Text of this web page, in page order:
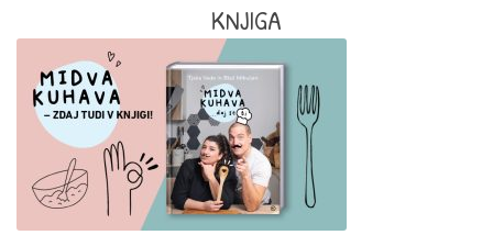
KNJIGA